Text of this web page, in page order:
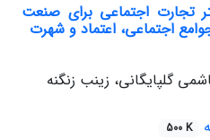
تجارت اجتماعی برای صنعت
اجتماعی، اعتماد و شهرت
گلپایگانی، زینب زنگنه
500 K